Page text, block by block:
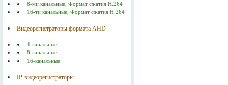
8-ми канальные, Формат сжатия Н.264
16-ти канальные, Формат сжатия Н.264
Видеорегистраторы формата AHD
4-канальные
8-канальные
16-канальные
IP-видеорегистраторы